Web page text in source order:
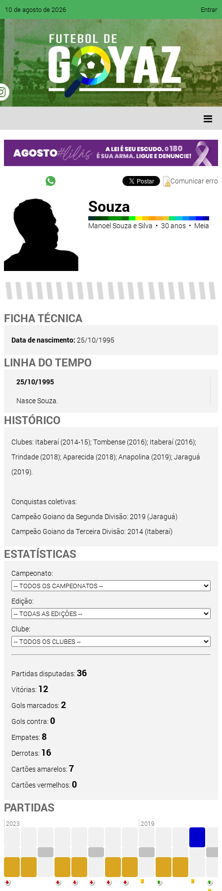
10 de agosto de 2026 Entrar
Comunicar erro
Souza
Manoel Souza e Silva • 30 anos • Meia
FICHA TÉCNICA
Data de nascimento: 25/10/1995
LINHA DO TEMPO
25/10/1995
Nasce Souza.
HISTÓRICO
Clubes: Itaberaí (2014-15); Tombense (2016); Itaberaí (2016);
Trindade (2018); Aparecida (2018); Anapolina (2019); Jaraguá
(2019).
Conquistas coletivas:
Campeão Goiano da Segunda Divisão: 2019 (Jaraguá)
Campeão Goiano da Terceira Divisão: 2014 (Itaberaí)
ESTATÍSTICAS
Campeonato:
Edição:
Clube:
Partidas disputadas: 36
Vitórias: 12
Gols marcados: 2
Gols contra: 0
Empates: 8
Derrotas: 16
Cartões amarelos: 7
Cartões vermelhos: 0
PARTIDAS
2023 2019